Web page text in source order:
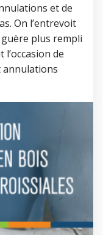
et de
On l’entrevoit
guère plus rempli
l’occasion de
annulations